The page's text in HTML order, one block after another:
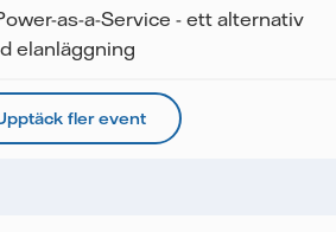
as-a-Service - ett alternativ
elanläggning
fler event